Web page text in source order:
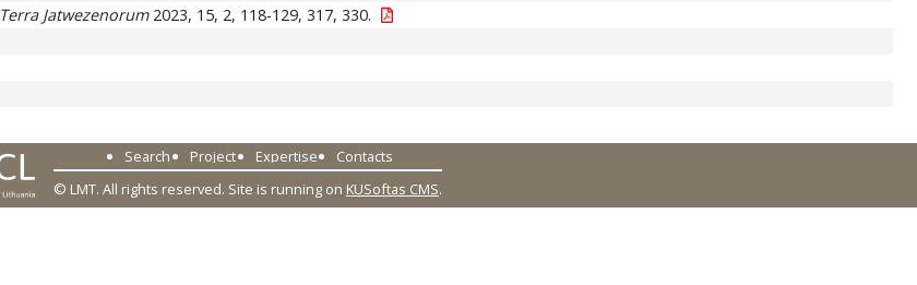
Terra Jatwezenorum2023, 15, 2, 118-129, 317, 330.
Search Project Expertise
Contacts
© LMT. All rights reserved. Site is running on KUSoftas CMS.